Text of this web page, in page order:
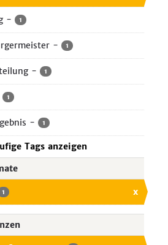
- 1
- 1
- 1
1
- 1
Tags anzeigen
1 x